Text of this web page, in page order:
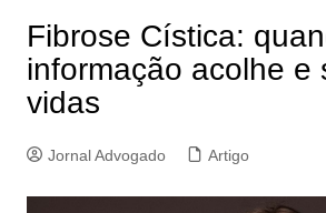
Fibrose Cística:
informação acolhe e
vidas
Jornal Advogado Artigo